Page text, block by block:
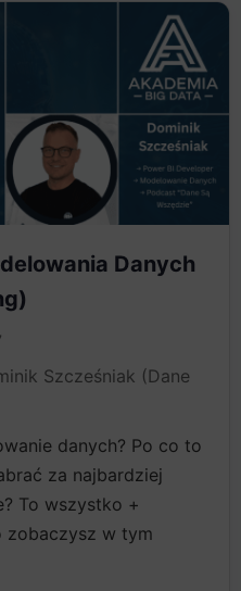
Danych
Szcześniak (Dane
danych? Po co to
za najbardziej
To wszystko +
zobaczysz w tym